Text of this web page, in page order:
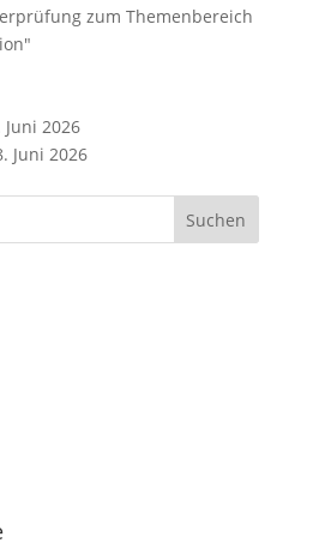
zum Themenbereich
Juni 2026
Juni 2026